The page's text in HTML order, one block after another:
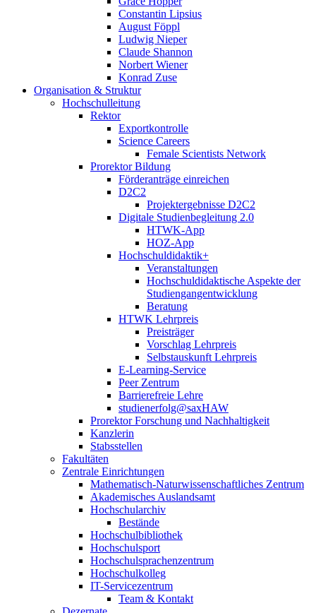
Constantin Lipsius
August Föppl
Ludwig Nieper
Claude Shannon
Norbert Wiener
Konrad Zuse
Organisation & Struktur
Hochschulleitung
Rektor
Exportkontrolle
Science Careers
Female Scientists Network
Prorektor Bildung
Förderanträge einreichen
D2C2
Projektergebnisse D2C2
Digitale Studienbegleitung 2.0
HTWK-App
HOZ-App
Hochschuldidaktik+
Veranstaltungen
Hochschuldidaktische Aspekte der
Studiengangentwicklung
Beratung
HTWK Lehrpreis
Preisträger
Vorschlag Lehrpreis
Selbstauskunft Lehrpreis
E-Learning-Service
Peer Zentrum
Barrierefreie Lehre
studienerfolg@saxHAW
Prorektor Forschung und Nachhaltigkeit
Kanzlerin
Stabsstellen
Fakultäten
Zentrale Einrichtungen
Mathematisch-Naturwissenschaftliches Zentrum
Akademisches Auslandsamt
Hochschularchiv
Bestände
Hochschulbibliothek
Hochschulsport
Hochschulsprachenzentrum
Hochschulkolleg
IT-Servicezentrum
Team & Kontakt